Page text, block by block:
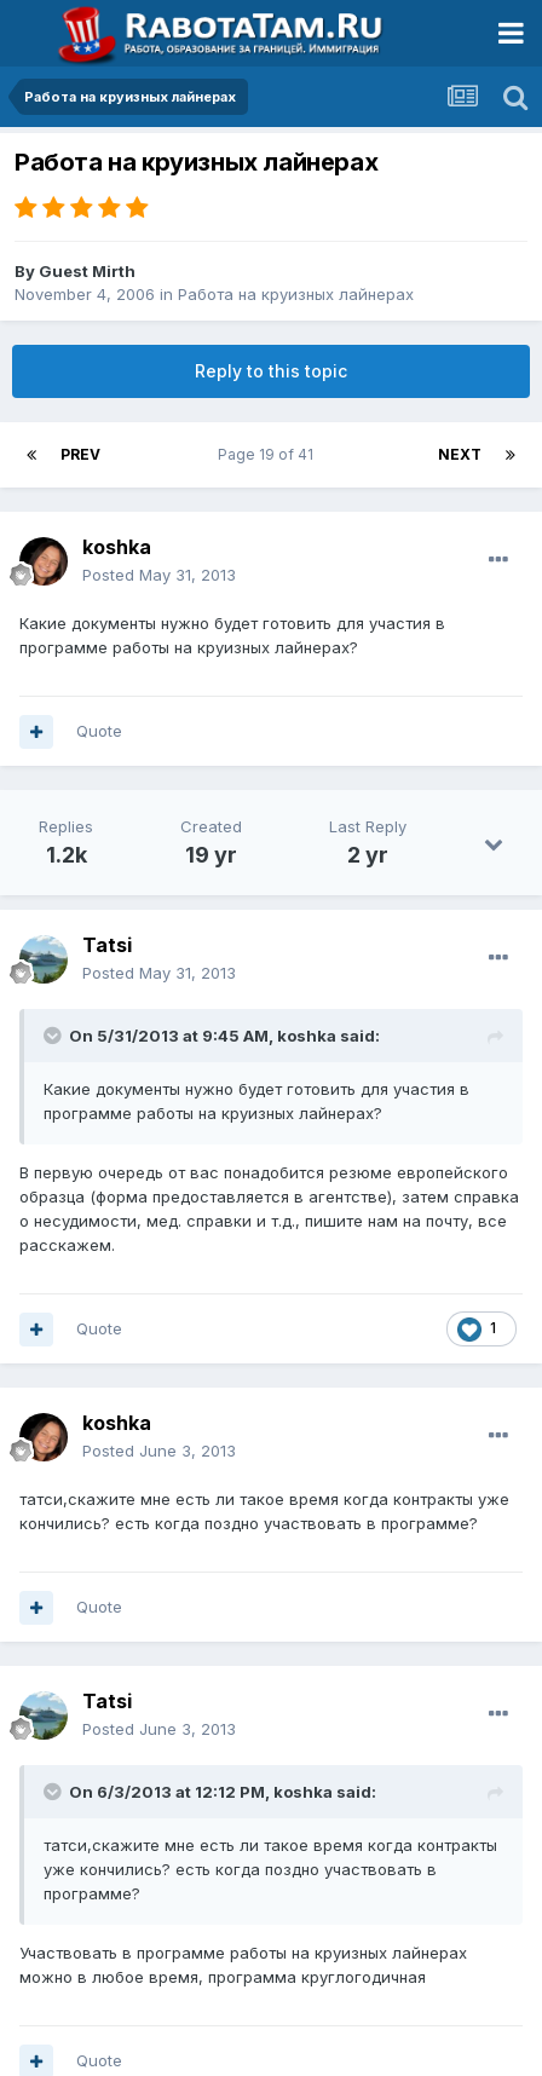
Работа на круизных лайнерах
Работа на круизных лайнерах
By Guest Mirth
November 4, 2006 in Работа на круизных лайнерах
Reply to this topic
PREV NEXT
Page 19 of 41
koshka
Posted May 31, 2013
Какие документы нужно будет готовить для участия в
программе работы на круизных лайнерах?
Quote
Replies
1.2k
Created
19 yr
Last Reply
2 yr
Tatsi
Posted May 31, 2013
On 5/31/2013 at 9:45 AM, koshka said:
Какие документы нужно будет готовить для участия в
программе работы на круизных лайнерах?
В первую очередь от вас понадобится резюме европейского
образца (форма предоставляется в агентстве), затем справка
о несудимости, мед. справки и т.д., пишите нам на почту, все
расскажем.
1
Quote
koshka
Posted June 3, 2013
татси,скажите мне есть ли такое время когда контракты уже
кончились? есть когда поздно участвовать в программе?
Quote
Tatsi
Posted June 3, 2013
On 6/3/2013 at 12:12 PM, koshka said:
татси,скажите мне есть ли такое время когда контракты
уже кончились? есть когда поздно участвовать в
программе?
Участвовать в программе работы на круизных лайнерах
можно в любое время, программа круглогодичная
Quote